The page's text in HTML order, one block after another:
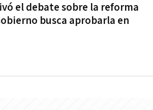
el debate sobre la reforma
busca aprobarla en